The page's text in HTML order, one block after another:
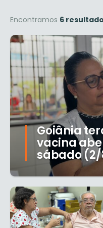
Encontramos 6
Goiânia
vacina
sábado